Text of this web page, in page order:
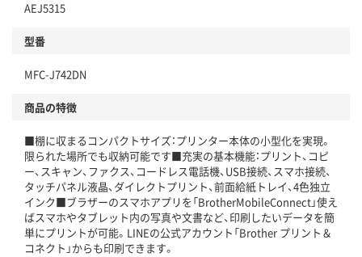
AEJ5315
型番
MFC-J742DN
商品の特徴
■棚に収まるコンパクトサイズ：プリンター本体の小型化を実現。
限られた場所でも収納可能です■充実の基本機能：プリント、コピ
ー、スキャン、ファクス、コードレス電話機、USB接続、スマホ接続、
タッチパネル液晶、ダイレクトプリント、前面給紙トレイ、4色独立
インク■ブラザーのスマホアプリを「BrotherMobileConnect」使え
ばスマホやタブレット内の写真や文書など、印刷したいデータを簡
単にプリントが可能。LINEの公式アカウント「Brother プリント＆
コネクト」からも印刷できます。